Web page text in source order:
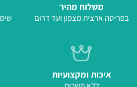
משלוח מהיר
בפריסה ארצית מצפון ועד דרום
איכות ומקצועיות